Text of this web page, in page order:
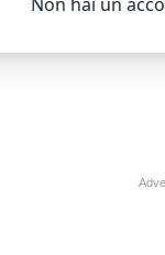
Non hai un